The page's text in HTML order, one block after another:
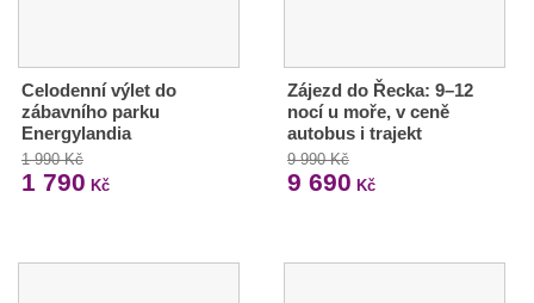
Celodenní výlet do
zábavního parku
Energylandia
1 990 Kč
1 790 Kč
Zájezd do Řecka: 9–12
nocí u moře, v ceně
autobus i trajekt
9 990 Kč
9 690 Kč